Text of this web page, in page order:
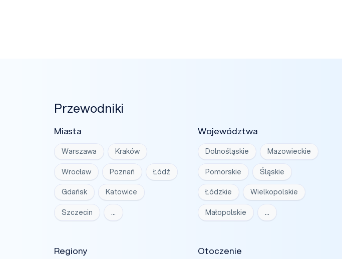
Przewodniki
Miasta
Warszawa Kraków
Wrocław Poznań Łódź
Gdańsk Katowice
Szczecin …
Województwa
Dolnośląskie Mazowieckie
Pomorskie Śląskie
Łódzkie Wielkopolskie
Małopolskie …
Regiony Otoczenie